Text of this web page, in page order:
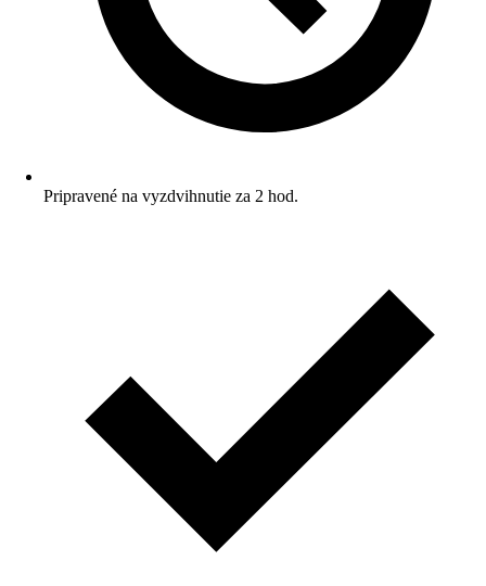
Pripravené na vyzdvihnutie za 2 hod.